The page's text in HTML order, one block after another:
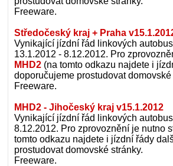
Freeware.
Středočeský kraj + Praha
Vynikající jízdní řád linkových
13.1.2012 - 8.12.2012. Pro
MHD2(na tomto odkazu najdete i
doporučujeme prostudovat domovské
Freeware.
MHD2 - Jihočeský kraj v15.1.2012
Vynikající jízdní řád linkových
8.12.2012. Pro zprovoznění je nutno
tomto odkazu najdete i jízdní řády
prostudovat domovské stránky.
Freeware.